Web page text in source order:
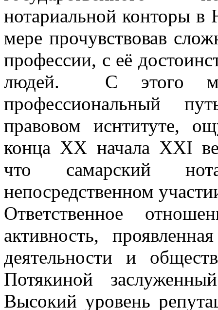
нотариальной конторы в
мере прочувствовав
профессии, с её
людей. С этого
профессиональный
правовом иснтитуте,
конца XX начала XXI
что самарский
непосредственном
Ответственное
активность,
деятельности и
Потякиной
Высокий уровень